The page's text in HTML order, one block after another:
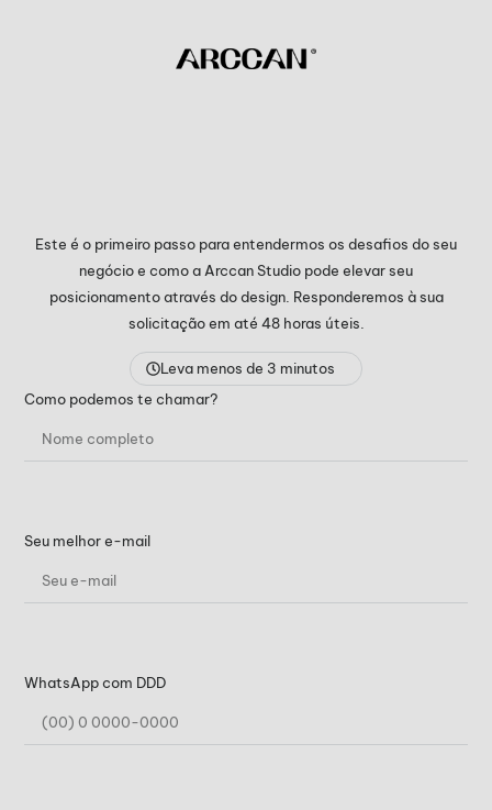
Este é o primeiro passo para entendermos os desafios do seu
negócio e como a Arccan Studio pode elevar seu
posicionamento através do design. Responderemos à sua
solicitação em até 48 horas úteis.
Leva menos de 3 minutos
Como podemos te chamar?
Seu melhor e-mail
WhatsApp com DDD